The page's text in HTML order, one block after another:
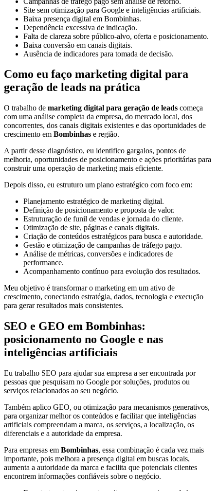
Site sem otimização para Google e inteligências artificiais.
Baixa presença digital em Bombinhas.
Dependência excessiva de indicação.
Falta de clareza sobre público-alvo, oferta e posicionamento.
Baixa conversão em canais digitais.
Ausência de indicadores para tomada de decisão.
Como eu faço marketing digital para
geração de leads na prática
O trabalho de marketing digital para geração de leads começa
com uma análise completa da empresa, do mercado local, dos
concorrentes, dos canais digitais existentes e das oportunidades de
crescimento em Bombinhas e região.
A partir desse diagnóstico, eu identifico gargalos, pontos de
melhoria, oportunidades de posicionamento e ações prioritárias para
construir uma operação de marketing mais eficiente.
Depois disso, eu estruturo um plano estratégico com foco em:
Planejamento estratégico de marketing digital.
Definição de posicionamento e proposta de valor.
Estruturação de funil de vendas e jornada do cliente.
Otimização de site, páginas e canais digitais.
Criação de conteúdos estratégicos para busca e autoridade.
Gestão e otimização de campanhas de tráfego pago.
Análise de métricas, conversões e indicadores de
performance.
Acompanhamento contínuo para evolução dos resultados.
Meu objetivo é transformar o marketing em um ativo de
crescimento, conectando estratégia, dados, tecnologia e execução
para gerar resultados mais consistentes.
SEO e GEO em Bombinhas:
posicionamento no Google e nas
inteligências artificiais
Eu trabalho SEO para ajudar sua empresa a ser encontrada por
pessoas que pesquisam no Google por soluções, produtos ou
serviços relacionados ao seu negócio.
Também aplico GEO, ou otimização para mecanismos generativos,
para organizar melhor os conteúdos e facilitar que inteligências
artificiais compreendam a marca, os serviços, a localização, os
diferenciais e a autoridade da empresa.
Para empresas em Bombinhas, essa combinação é cada vez mais
importante, pois melhora a presença digital em buscas locais,
aumenta a autoridade da marca e facilita que potenciais clientes
encontrem informações confiáveis sobre o negócio.